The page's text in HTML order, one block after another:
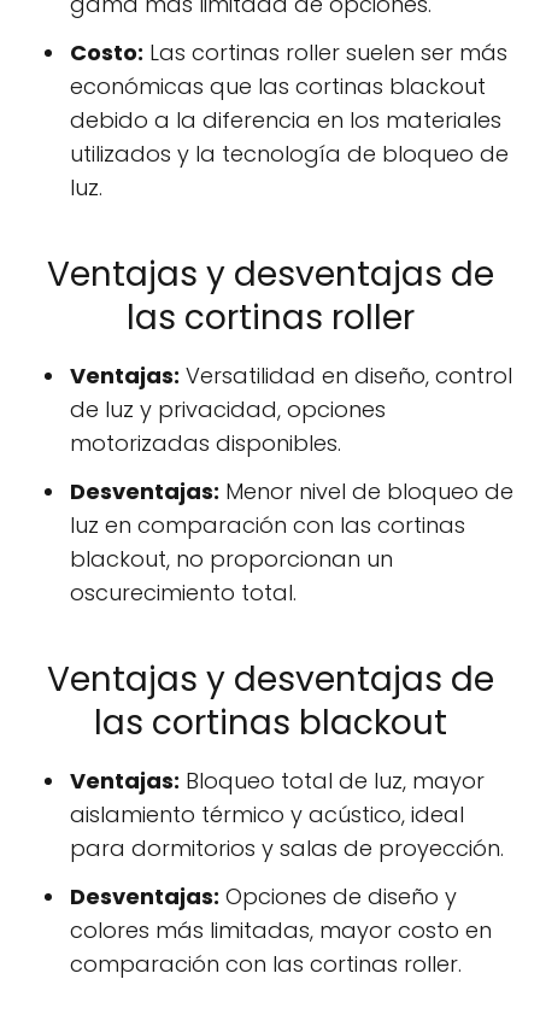
Costo: Las cortinas roller suelen ser más
económicas que las cortinas blackout
debido a la diferencia en los materiales
utilizados y la tecnología de bloqueo de
luz.
Ventajas y desventajas de
las cortinas roller
Ventajas: Versatilidad en diseño, control
de luz y privacidad, opciones
motorizadas disponibles.
Desventajas: Menor nivel de bloqueo de
luz en comparación con las cortinas
blackout, no proporcionan un
oscurecimiento total.
Ventajas y desventajas de
las cortinas blackout
Ventajas: Bloqueo total de luz, mayor
aislamiento térmico y acústico, ideal
para dormitorios y salas de proyección.
Desventajas: Opciones de diseño y
colores más limitadas, mayor costo en
comparación con las cortinas roller.